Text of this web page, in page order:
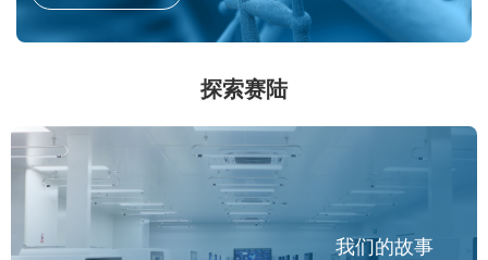
探索赛陆
我们的故事